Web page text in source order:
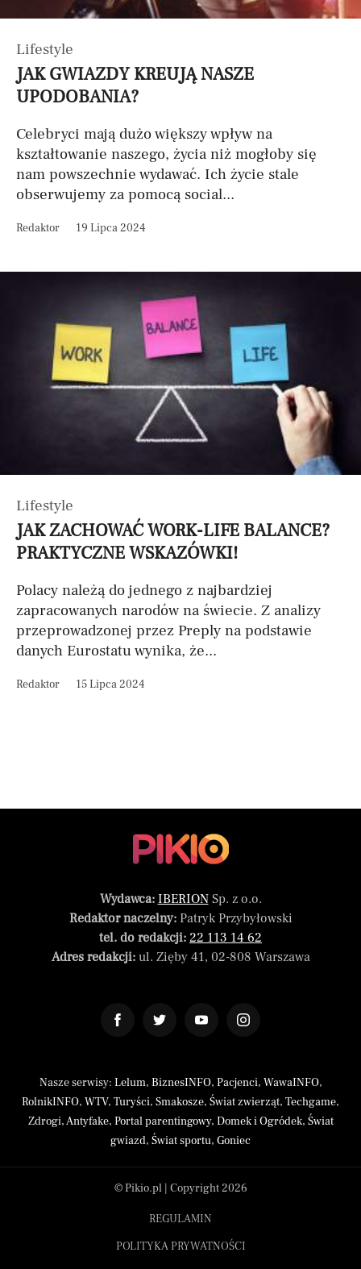
Lifestyle
JAK GWIAZDY KREUJĄ NASZE
UPODOBANIA?
Celebryci mają dużo większy wpływ na
kształtowanie naszego, życia niż mogłoby się
nam powszechnie wydawać. Ich życie stale
obserwujemy za pomocą social...
Redaktor 19 Lipca 2024
Lifestyle
JAK ZACHOWAĆ WORK-LIFE BALANCE?
PRAKTYCZNE WSKAZÓWKI!
Polacy należą do jednego z najbardziej
zapracowanych narodów na świecie. Z analizy
przeprowadzonej przez Preply na podstawie
danych Eurostatu wynika, że...
Redaktor 15 Lipca 2024
Wydawca: IBERIONSp. z o.o.
Redaktor naczelny:Patryk Przybyłowski
tel. do redakcji: 22 113 14 62
Adres redakcji:ul. Zięby 41, 02-808 Warszawa
Nasze serwisy: Lelum, BiznesINFO, Pacjenci, WawaINFO,
RolnikINFO, WTV, Turyści, Smakosze, Świat zwierząt, Techgame,
Zdrogi,Antyfake, Portal parentingowy, Domek i Ogródek, Świat
gwiazd, Świat sportu, Goniec
© Pikio.pl | Copyright 2026
REGULAMIN
POLITYKA PRYWATNOŚCI